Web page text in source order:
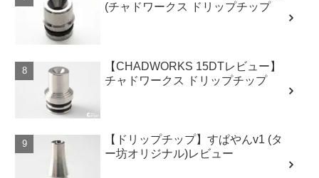
(チャドワークス ドリップチップ
【CHADWORKS 15DTレビュー】
チャドワークス ドリップチップ
【ドリップチップ】すぱやんv1 (タ
ー坊オリジナル)レビュー